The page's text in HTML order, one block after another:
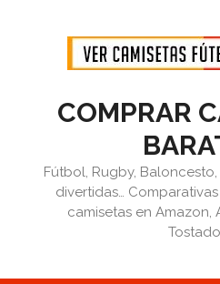
contenido
COMPRAR
Fútbol, Rugby, Baloncesto,
divertidas…
camisetas en Amazon,